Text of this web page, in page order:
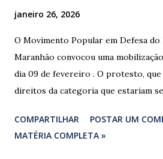
janeiro 26, 2026
O Movimento Popular em Defesa do
Maranhão convocou uma
dia 09 de fevereiro . O protesto,
direitos da categoria que estariam
federais que cortam o estado. ​As
programadas para começar às 07:00
COMPARTILHAR
POSTAR UM
MATÉRIA COMPLETA »